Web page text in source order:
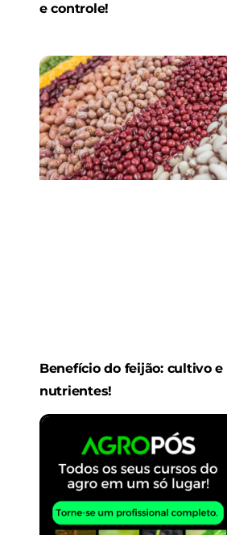
e controle!
Benefício do feijão: cultivo e
nutrientes!